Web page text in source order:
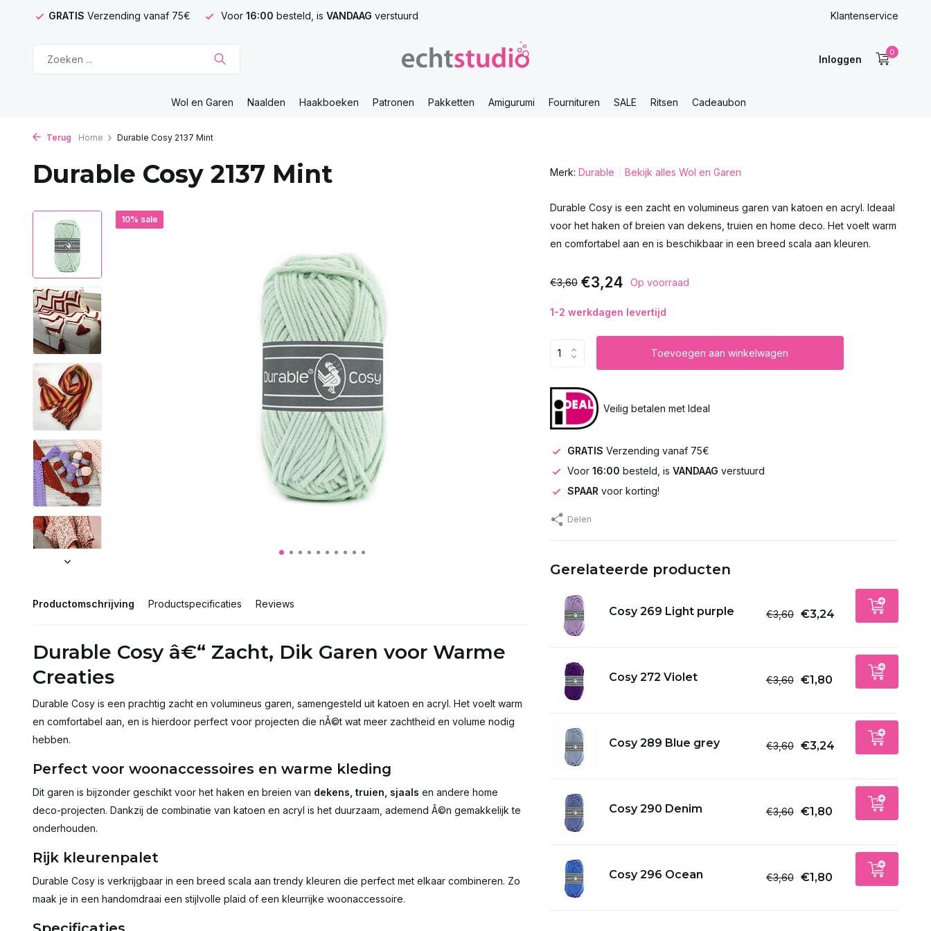
GRATIS Verzending vanaf 75€ Voor 16:00 besteld, is VANDAAG verstuurd Klantenservice
Inloggen
0
Wol en Garen Naalden Haakboeken Patronen Pakketten Amigurumi Fournituren SALE Ritsen Cadeaubon
Terug Home Durable Cosy 2137 Mint
Durable Cosy 2137 Mint
10% sale
Productomschrijving Productspecificaties Reviews
Durable Cosy â€“ Zacht, Dik Garen voor Warme
Creaties
Durable Cosy is een prachtig zacht en volumineus garen, samengesteld uit katoen en acryl. Het voelt warm
en comfortabel aan, en is hierdoor perfect voor projecten die nÃ©t wat meer zachtheid en volume nodig
hebben.
Perfect voor woonaccessoires en warme kleding
Dit garen is bijzonder geschikt voor het haken en breien van dekens, truien, sjaals en andere home
deco-projecten. Dankzij de combinatie van katoen en acryl is het duurzaam, ademend Ã©n gemakkelijk te
onderhouden.
Rijk kleurenpalet
Durable Cosy is verkrijgbaar in een breed scala aan trendy kleuren die perfect met elkaar combineren. Zo
maak je in een handomdraai een stijlvolle plaid of een kleurrijke woonaccessoire.
Merk: Durable Bekijk alles Wol en Garen
Durable Cosy is een zacht en volumineus garen van katoen en acryl. Ideaal
voor het haken of breien van dekens, truien en home deco. Het voelt warm
en comfortabel aan en is beschikbaar in een breed scala aan kleuren.
€3,60 €3,24 Op voorraad
1-2 werkdagen levertijd
Toevoegen aan winkelwagen
Veilig betalen met Ideal
GRATIS Verzending vanaf 75€
Voor 16:00 besteld, is VANDAAG verstuurd
SPAAR voor korting!
Delen
Gerelateerde producten
Cosy 269 Light purple €3,60 €3,24
Cosy 272 Violet €3,60 €1,80
Cosy 289 Blue grey €3,60 €3,24
Cosy 290 Denim €3,60 €1,80
Cosy 296 Ocean €3,60 €1,80